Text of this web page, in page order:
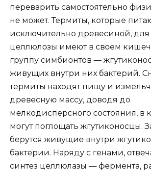
переварить самостоятельно
не может. Термиты, которые
исключительно древесиной,
целлюлозы имеют в своем
группу симбионтов —
живущих внутри них бактерий.
термиты находят пищу и
древесную массу, доводя до
мелкодисперсного состояния, в
могут поглощать жгутиконосцы.
берутся живущие внутри
бактерии. Наряду с генами,
синтез целлюлазы — фермента,